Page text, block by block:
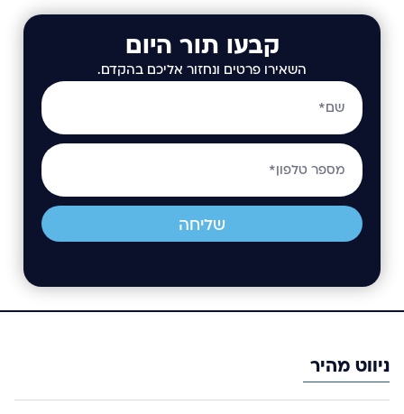
קבעו תור היום
השאירו פרטים ונחזור אליכם בהקדם.
שליחה
ניווט מהיר